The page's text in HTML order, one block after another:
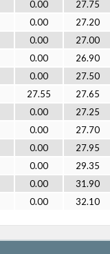
0.00
27.75
0.00
27.20
0.00
27.00
0.00
26.90
0.00
27.50
27.55
27.65
0.00
27.25
0.00
27.70
0.00
27.95
0.00
29.35
0.00
31.90
0.00 32.10